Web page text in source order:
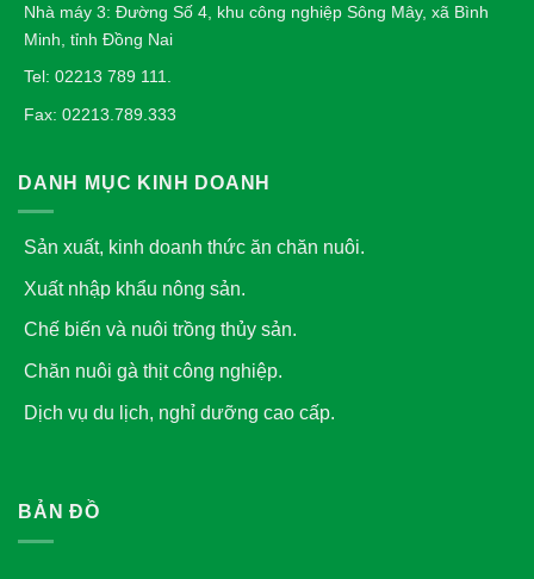
Nhà máy 3: Đường Số 4, khu công nghiệp Sông Mây, xã Bình
Minh, tỉnh Đồng Nai
Tel: 02213 789 111.
Fax: 02213.789.333
DANH MỤC KINH DOANH
Sản xuất, kinh doanh thức ăn chăn nuôi.
Xuất nhập khẩu nông sản.
Chế biến và nuôi trồng thủy sản.
Chăn nuôi gà thịt công nghiệp.
Dịch vụ du lịch, nghỉ dưỡng cao cấp.
BẢN ĐỒ